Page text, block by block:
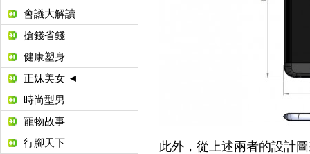
會議大解讀
搶錢省錢
健康塑身
正妹美女 ◄
時尚型男
寵物故事
行腳天下
此外，從上述兩者的設計